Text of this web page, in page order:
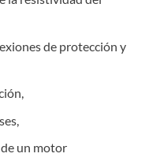
de protección y
un motor